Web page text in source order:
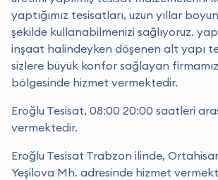
yaptığımız tesisatları, uzun yıllar
şekilde kullanabilmenizi sağlıyoruz.
inşaat halindeyken döşenen alt yapı
sizlere büyük konfor sağlayan
bölgesinde hizmet vermektedir.
Eroğlu Tesisat, 08:00 20:00 saatleri
vermektedir.
Eroğlu Tesisat Trabzon ilinde,
Yeşilova Mh. adresinde hizmet